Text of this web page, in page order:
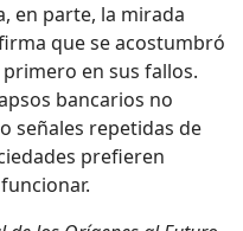
en parte, la mirada
que se acostumbró
en sus fallos.
bancarios no
señales repetidas de
prefieren